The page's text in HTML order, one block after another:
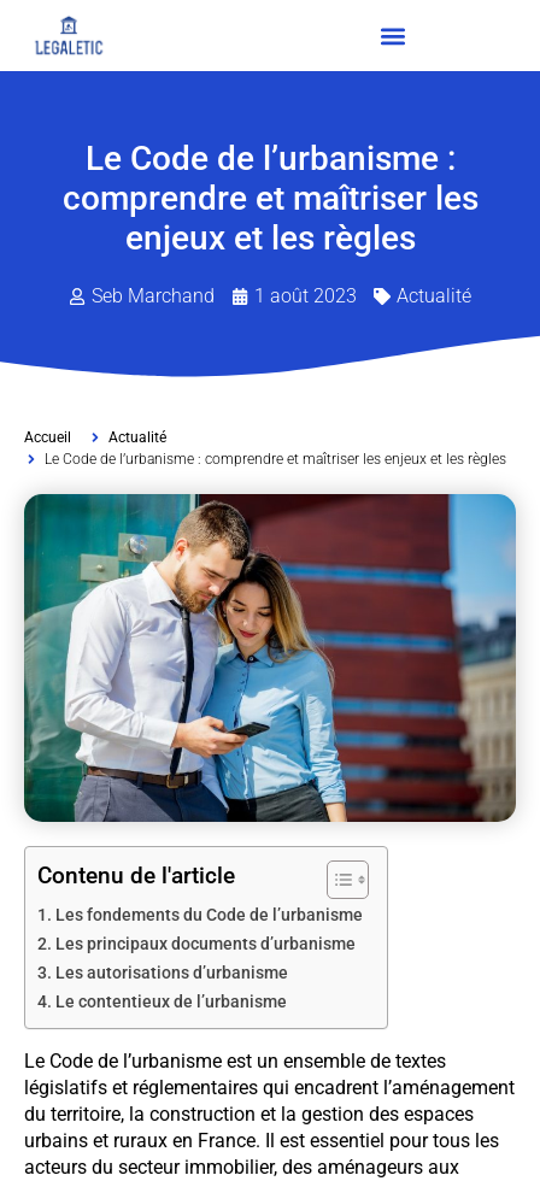
Le Code de l’urbanisme :
comprendre et maîtriser les
enjeux et les règles
Seb Marchand 1 août 2023 Actualité
Accueil
Actualité
Le Code de l’urbanisme : comprendre et maîtriser les enjeux et les règles
Contenu de l'article
Les fondements du Code de l’urbanisme
Les principaux documents d’urbanisme
Les autorisations d’urbanisme
Le contentieux de l’urbanisme
Le Code de l’urbanisme est un ensemble de textes
législatifs et réglementaires qui encadrent l’aménagement
du territoire, la construction et la gestion des espaces
urbains et ruraux en France. Il est essentiel pour tous les
acteurs du secteur immobilier, des aménageurs aux